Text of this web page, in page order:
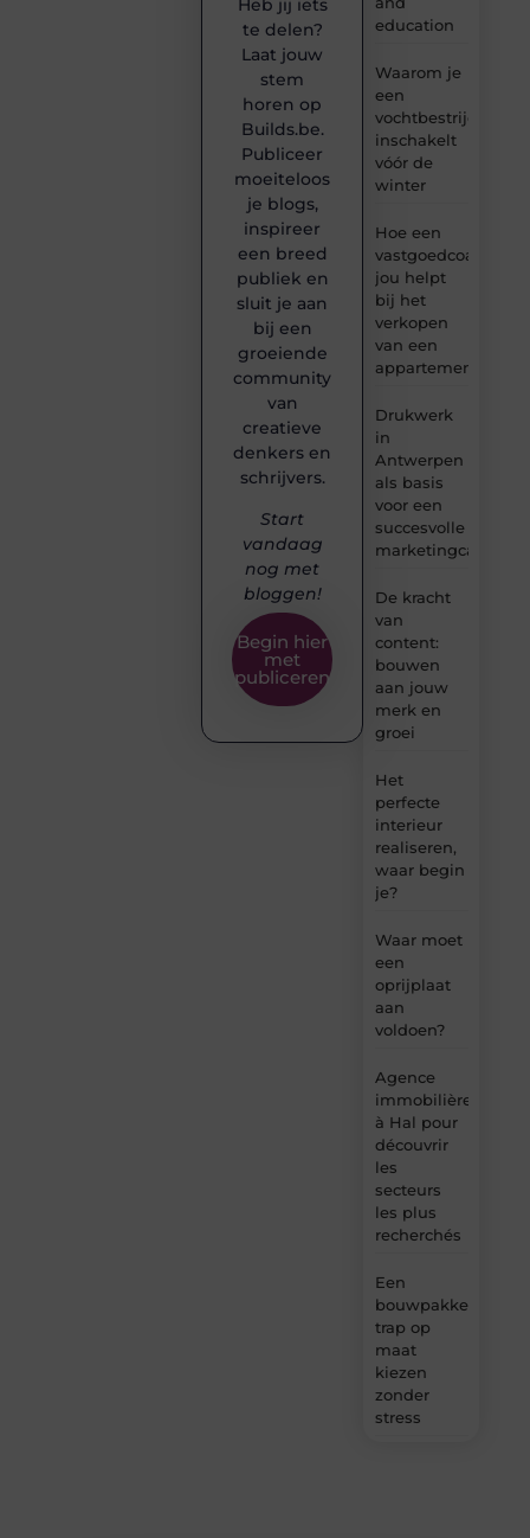
education
Waarom je
een
inschakelt
vóór de
winter
Hoe een
vastgoedcoach
jou helpt
bij het
verkopen
van een
appartement
Drukwerk
in
Antwerpen
als basis
voor een
succesvolle
De kracht
van
content:
bouwen
aan jouw
merk en
groei
Het
perfecte
interieur
realiseren,
waar begin
je?
Waar moet
een
oprijplaat
aan
voldoen?
Agence
immobilière
à Hal pour
découvrir
les
secteurs
les plus
recherchés
Een
bouwpakket
trap op
maat
kiezen
zonder
stress
Heb jij iets
te delen?
Laat jouw
stem
horen op
Builds.be.
Publiceer
moeiteloos
je blogs,
inspireer
een breed
publiek en
sluit je aan
bij een
groeiende
community
van
creatieve
denkers en
schrijvers.
Start
vandaag
nog met
bloggen!
Begin hier
met
publiceren